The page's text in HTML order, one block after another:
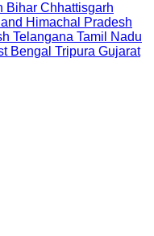
Bihar Chhattisgarh
Himachal Pradesh
Telangana Tamil Nadu
Bengal Tripura Gujarat